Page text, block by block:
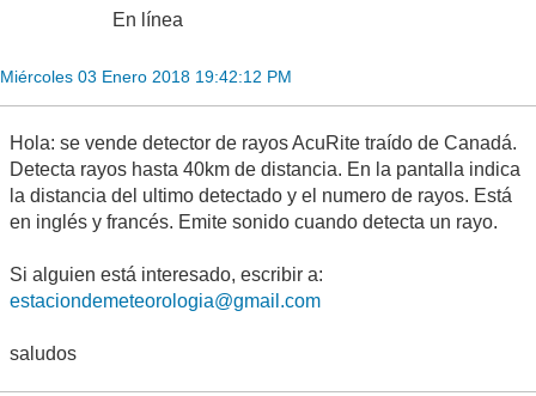
En línea
Miércoles 03 Enero 2018 19:42:12 PM
Hola: se vende detector de rayos AcuRite traído de Canadá.
Detecta rayos hasta 40km de distancia. En la pantalla indica
la distancia del ultimo detectado y el numero de rayos. Está
en inglés y francés. Emite sonido cuando detecta un rayo.
Si alguien está interesado, escribir a:
estaciondemeteorologia@gmail.com
saludos